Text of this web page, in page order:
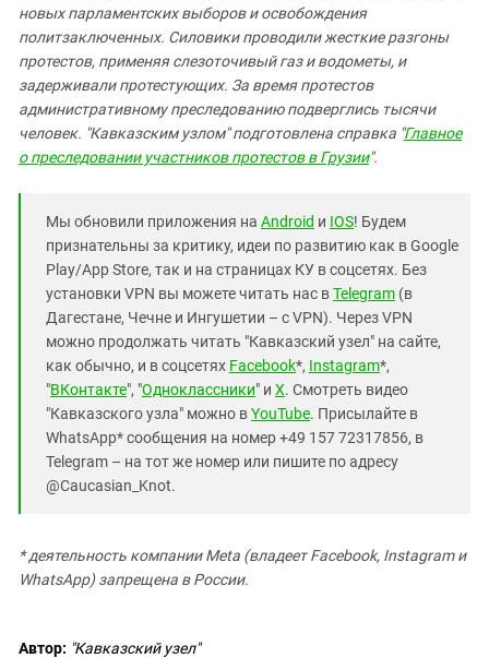
новых парламентских выборов и освобождения
политзаключенных. Силовики проводили жесткие разгоны
протестов, применяя слезоточивый газ и водометы, и
задерживали протестующих. За время протестов
административному преследованию подверглись тысячи
человек. "Кавказским узлом" подготовлена справка "Главное
о преследовании участников протестов в Грузии".
Мы обновили приложения на Android и IOS! Будем
признательны за критику, идеи по развитию как в Google
Play/App Store, так и на страницах КУ в соцсетях. Без
установки VPN вы можете читать нас вTelegram (в
Дагестане, Чечне и Ингушетии – с VPN). Через VPN
можно продолжать читать "Кавказский узел" на сайте,
как обычно, и в соцсетях Facebook*, Instagram*,
"ВКонтакте", "Одноклассники" и X. Смотреть видео
"Кавказского узла" можно вYouTube. Присылайте в
WhatsApp* сообщения на номер +49 157 72317856, в
Telegram – на тот же номер или пишите по адресу
@Caucasian_Knot.
* деятельность компании Meta (владеет Facebook, Instagram и
WhatsApp) запрещена в России.
Автор: "Кавказский узел"